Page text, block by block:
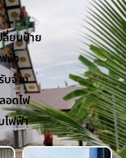
ลี่ยนป้าย
ฟ้า
บจ้าง
อดไฟ
ไฟฟ้า